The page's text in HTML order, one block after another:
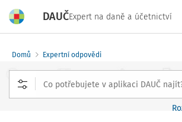
DAUČExpert na daně a účetnictví
Domů Expertní odpovědi